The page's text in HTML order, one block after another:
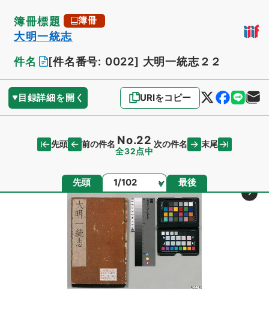
簿冊標題 簿冊
大明一統志
件名
[件名番号: 0022] 大明一統志２２
目録詳細を開く URIをコピー
先頭 前の件名 No.22
全32点中
次の件名 末尾
先頭 ページ 最後